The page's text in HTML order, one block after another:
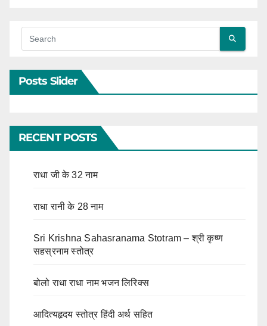
Posts Slider
RECENT POSTS
राधा जी के 32 नाम
राधा रानी के 28 नाम
Sri Krishna Sahasranama Stotram – श्री कृष्ण
सहस्रनाम स्तोत्र
बोलो राधा राधा नाम भजन लिरिक्स
आदित्यहृदय स्तोत्र हिंदी अर्थ सहित